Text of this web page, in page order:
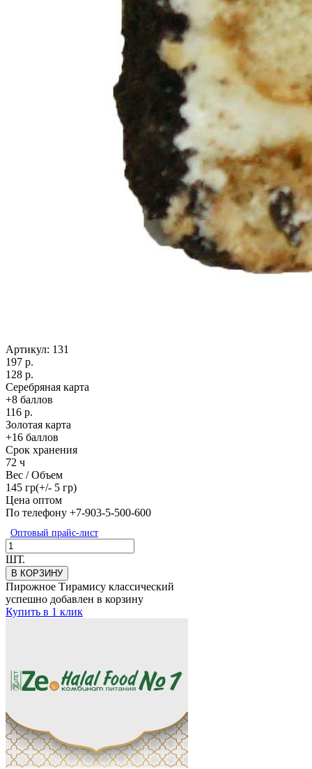
Артикул: 131
197 р.
128 р.
Серебряная карта
+8 баллов
116 р.
Золотая карта
+16 баллов
Срок хранения
72 ч
Вес / Объем
145 гр(+/- 5 гр)
Цена оптом
По телефону +7-903-5-500-600
Оптовый прайс-лист
ШТ.
В КОРЗИНУ
Пирожное Тирамису классический
успешно добавлен в корзину
Купить в 1 клик